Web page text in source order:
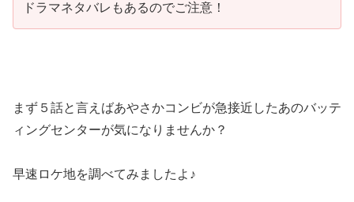
ドラマネタバレもあるのでご注意！
まず５話と言えばあやさかコンビが急接近したあのバッテ
ィングセンターが気になりませんか？
早速ロケ地を調べてみましたよ♪